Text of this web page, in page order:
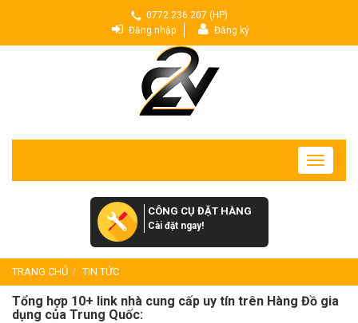
0772.236.207 (HP)
Đăng nhập
Đăng ký
Toggle
CÔNG CỤ ĐẶT HÀNG
Cài đặt ngay!
TRANG CHỦ TIN TỨC
Tổng hợp 10+ link nhà cung cấp uy tín trên Hàng Đồ gia
dụng của Trung Quốc: